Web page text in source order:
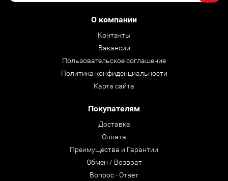
О компании
Контакты
Вакансии
Пользовательское соглашение
Политика конфиденциальности
Карта сайта
Покупателям
Доставка
Оплата
Преимущества и Гарантии
Обмен / Возврат
Вопрос - Ответ